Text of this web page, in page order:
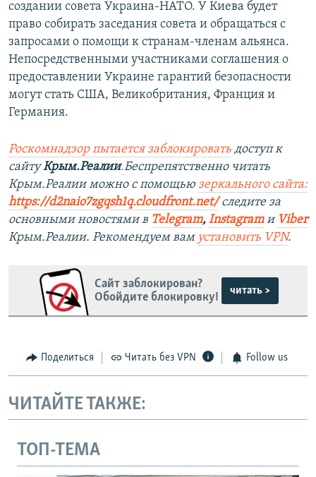
создании совета Украина-НАТО. У Киева будет
право собирать заседания совета и обращаться с
запросами о помощи к странам-членам альянса.
Непосредственными участниками соглашения о
предоставлении Украине гарантий безопасности
могут стать США, Великобритания, Франция и
Германия.
Роскомнадзор пытается заблокировать доступ к
сайтуКрым.Реалии.Беспрепятственно читать
Крым.Реалии можно с помощью зеркального сайта:
https://d2naio7zgqsh1q.cloudfront.net/ следите за
основными новостями в Telegram, Instagramи Viber
Крым.Реалии. Рекомендуем вам установить VPN.
Сайт заблокирован?
Обойдите блокировку!
читать >
Поделиться Читать без VPN Follow us
ЧИТАЙТЕ ТАКЖЕ:
ТОП-ТЕМА